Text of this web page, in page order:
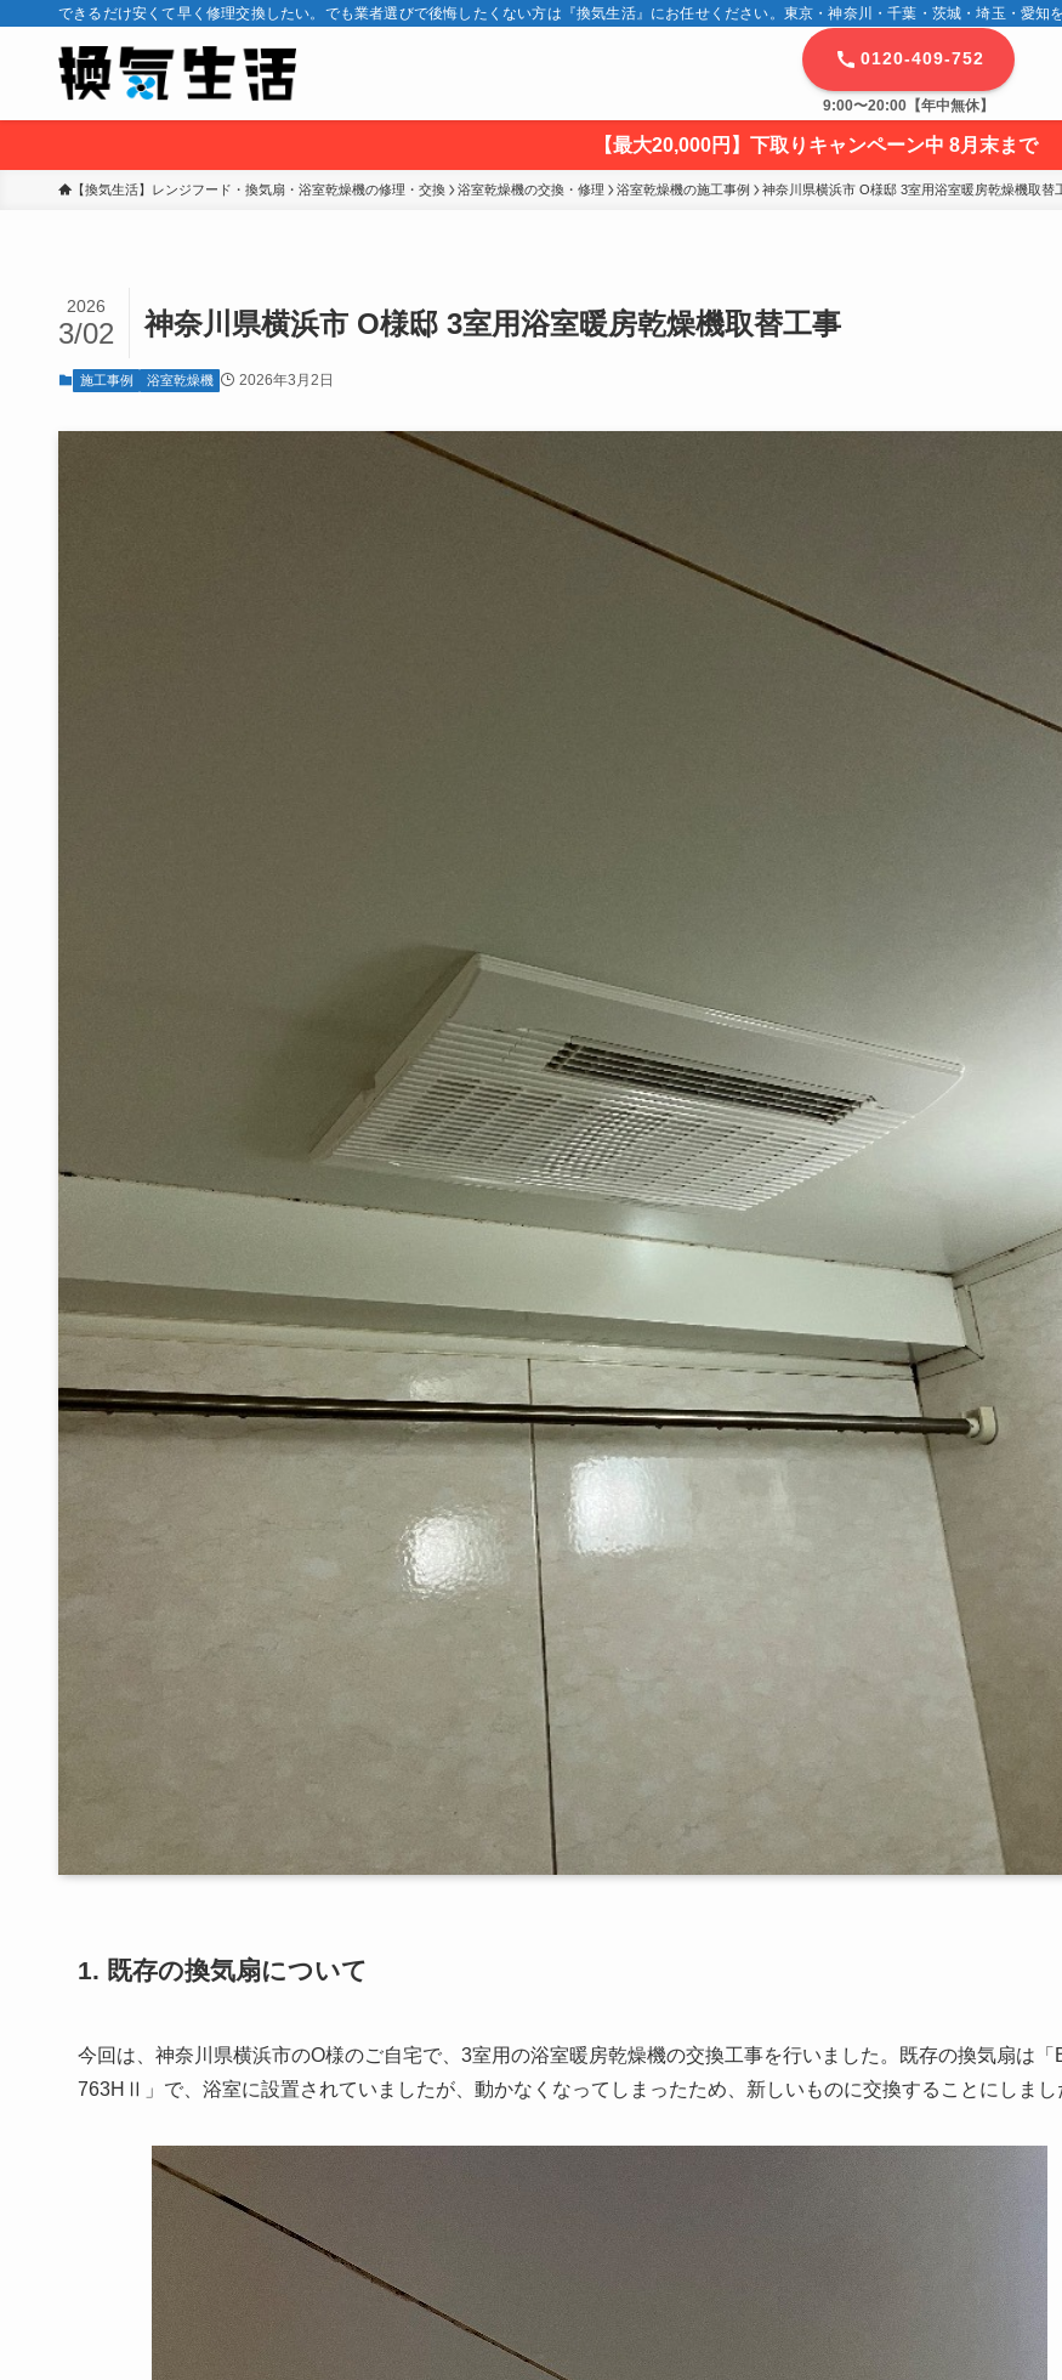
できるだけ安くて早く修理交換したい。でも業者選びで後悔したくない方は『換気生活』にお任せください。東京・神奈川・千葉・茨城・埼玉・愛
0120-409-752
9:00〜20:00【年中無休】
【最大20,000円】下取りキャンペーン中 8月末まで
【換気生活】レンジフード・換気扇・浴室乾燥機の修理・交換 浴室乾燥機の交換・修理 浴室乾燥機の施工事例 神奈川県横浜市 O様邸 3室用浴室暖房乾燥機取替
神奈川県横浜市 O様邸 3室用浴室暖房乾燥機取替工事
2026
3/02
施工事例 浴室乾燥機 2026年3月2日
1. 既存の換気扇について
今回は、神奈川県横浜市のO様のご自宅で、3室用の浴室暖房乾燥機の交換工事を行いました。既存の換気扇は「
763HⅡ」で、浴室に設置されていましたが、動かなくなってしまったため、新しいものに交換することにしまし